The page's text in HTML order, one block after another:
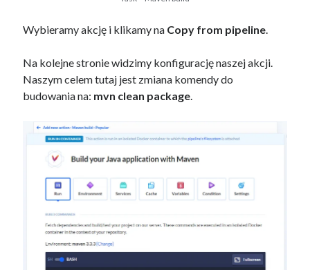
Wybieramy akcję i klikamy na Copy from pipeline.
Na kolejne stronie widzimy konfigurację naszej akcji.
Naszym celem tutaj jest zmiana komendy do
budowania na: mvn clean package.